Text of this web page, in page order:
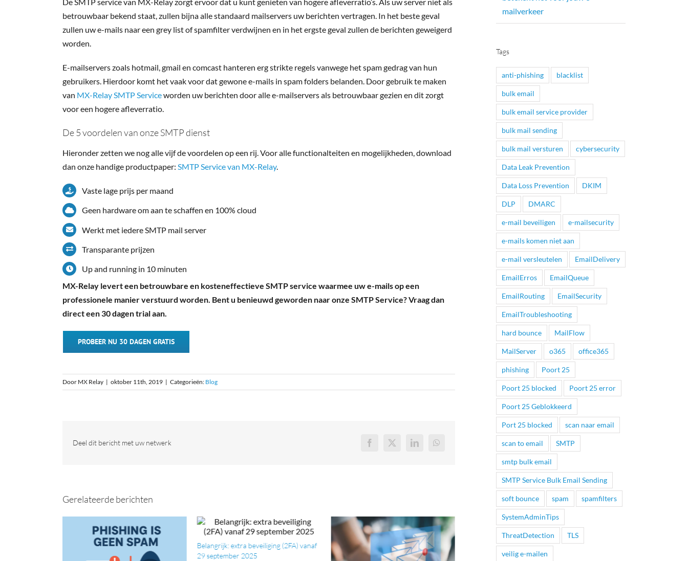
betrouwbaar bekend staat, zullen bijna alle standaard mailservers uw berichten vertragen. In het beste geval
zullen uw e-mails naar een grey list of spamfilter verdwijnen en in het ergste geval zullen de berichten geweigerd
worden.
E-mailservers zoals hotmail, gmail en comcast hanteren erg strikte regels vanwege het spam gedrag van hun
gebruikers. Hierdoor komt het vaak voor dat gewone e-mails in spam folders belanden. Door gebruik te maken
van MX-Relay SMTP Serviceworden uw berichten door alle e-mailservers als betrouwbaar gezien en dit zorgt
voor een hogere afleverratio.
De 5 voordelen van onze SMTP dienst
Hieronder zetten we nog alle vijf de voordelen op een rij. Voor alle functionalteiten en mogelijkheden, download
dan onze handige productpaper: SMTP Service van MX-Relay.
Vaste lage prijs per maand
Geen hardware om aan te schaffen en 100% cloud
Werkt met iedere SMTP mail server
Transparante prijzen
Up and running in 10 minuten
MX-Relay levert een betrouwbare en kosteneffectieve SMTP service waarmee uw e-mails op een
professionele manier verstuurd worden. Bent u benieuwd geworden naar onze SMTP Service? Vraag dan
direct een 30 dagen trial aan.
PROBEER NU 30 DAGEN GRATIS
Door MX Relay | oktober 11th, 2019 | Categorieën: Blog
Deel dit bericht met uw netwerk Facebook
X LinkedInWhatsApp
Gerelateerde berichten
Belangrijk: extra beveiliging (2FA) vanaf
29 september 2025
mailverkeer
Tags
anti-phishing blacklist
bulk email
bulk email service provider
bulk mail sending
bulk mail versturen cybersecurity
Data Leak Prevention
Data Loss Prevention DKIM
DLP DMARC
e-mail beveiligen e-mailsecurity
e-mails komen niet aan
e-mail versleutelen EmailDelivery
EmailErros EmailQueue
EmailRouting EmailSecurity
EmailTroubleshooting
hard bounce MailFlow
MailServer o365 office365
phishing Poort 25
Poort 25 blocked Poort 25 error
Poort 25 Geblokkeerd
Port 25 blocked scan naar email
scan to email SMTP
smtp bulk email
SMTP Service Bulk Email Sending
soft bounce spam spamfilters
SystemAdminTips
ThreatDetection TLS
veilig e-mailen